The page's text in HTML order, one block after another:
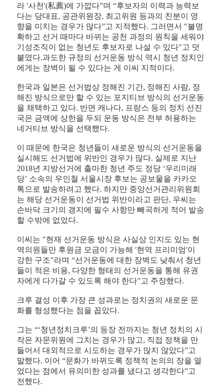
라 '사천'(私薦)에 가깝다”며 “후보자의 이력과 능력보
다는 당대표, 공관위원장, 최고위원 등과의 친분이 영
향을 미치는 경우가 많다”고 지적했다. 그러면서 "불명
확하고 선거 때마다 바뀌는 공천 과정의 원칙을 세워야
기성조직이 없는 청년도 후보자로 나설 수 있다"고 덧
붙였다.과도한 규정의 선거운동 방식 역시 청년 정치인
에게는 장벽이 될 수 있다는 게 이씨 지적이다.
한국과 일본은 선거법상 정해진 기간, 정해진 사람, 정
해진 방식으로만 할 수 있는 포지티브 방식의 선거운동
을 채택하고 있다. 반면 캐나다, 프랑스 등의 정치 선진
국은 금액에 상한을 두되 운동 방식은 전부 허용하는
네거티브 방식을 선택했다.
이 때문에 한국은 청년들이 새로운 방식의 선거운동을
실시해도 선거법에 위반인 경우가 많다. 실제로 지난
2018년 지방선거에 출마한 청년 주도 정당 ‘우리미래
당’ 소속의 우인철 서울시장 후보는 공보물을 카카오
톡으로 발송하려고 했다. 하지만 중앙선거관리위원회
는 해당 선거운동이 선거법 위반이라고 판단, 우씨는
손바닥 크기의 갱지에 필수 사항만 빼곡하게 적어 발송
할 수밖에 없었다.
이씨는 "현재 선거운동 방식은 사실상 인지도 있는 현
역의원들만 후원금 모금이 가능해 '현역 프리미엄'이
강한 구조"라며 “선거운동에 대한 장벽도 낮춰서 청년
들이 적은 비용, 다양한 형태의 선거운동을 통해 유권
자에게 다가갈 수 있도록 해야 한다"고 주장했다.
크루 결성 이후 가장 큰 성과로는 정치권의 새로운 문
화를 형성했다는 점을 꼽았다.
그는 “‘청년정치크루’의 등장 전까지는 청년 정치의 시
작은 자문위원에 그치는 경우가 많고, 직접 정책을 만
들어서 대외적으로 시도하는 경우가 많지 않았다”고
말했다. 이어 “문화가 바뀌도록 정책적 논의의 장을 열
었다는 점에서 유의미한 성과를 냈다고 생각한다”고
전했다.